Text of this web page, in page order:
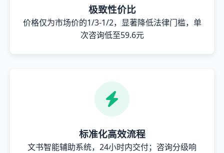
极致性价比
价格仅为市场价的1/3-1/2，显著降低法律门槛，单
次咨询低至59.6元
标准化高效流程
文书智能辅助系统，24小时内交付；咨询分级响